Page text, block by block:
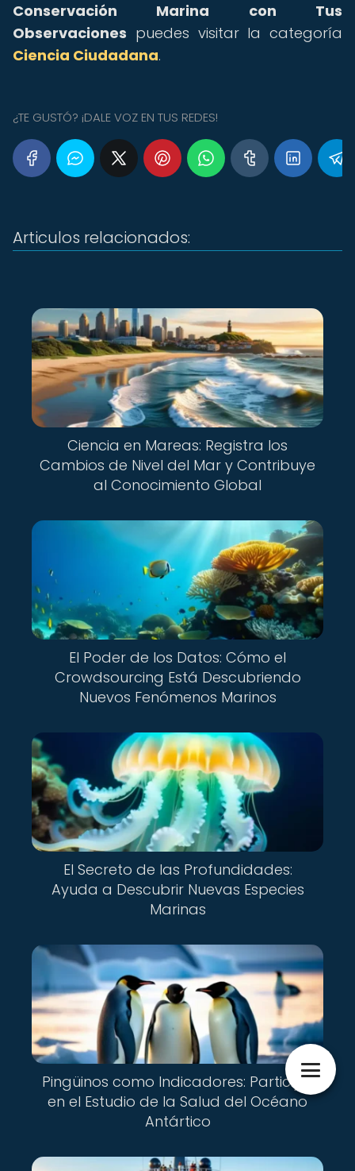
Conservación Marina con Tus
Observaciones puedes visitar la categoría
Ciencia Ciudadana.
¿TE GUSTÓ? ¡DALE VOZ EN TUS REDES!
Articulos relacionados:
Ciencia en Mareas: Registra los
Cambios de Nivel del Mar y Contribuye
al Conocimiento Global
El Poder de los Datos: Cómo el
Crowdsourcing Está Descubriendo
Nuevos Fenómenos Marinos
El Secreto de las Profundidades:
Ayuda a Descubrir Nuevas Especies
Marinas
Pingüinos como Indicadores: Participa
en el Estudio de la Salud del Océano
Antártico